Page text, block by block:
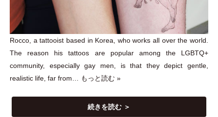
Rocco, a tattooist based in Korea, who works all over the world.
The reason his tattoos are popular among the LGBTQ+
community, especially gay men, is that they depict gentle,
realistic life, far from…
もっと読む »
続きを読む ＞